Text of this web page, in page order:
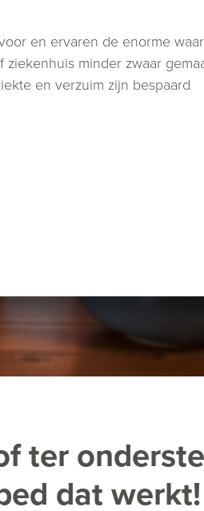
en ervaren de enorme
minder zwaar
en verzuim zijn bespaard
ter
dat werkt!